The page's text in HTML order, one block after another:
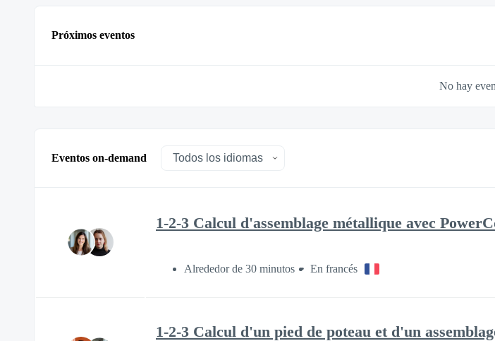
Próximos eventos
No hay
Eventos on-demand
1-2-3 Calcul d'assemblage métallique avec
Alrededor de 30 minutos En francés
1-2-3 Calcul d'un pied de poteau et d'un